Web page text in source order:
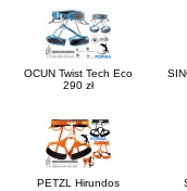
OCUN Twist Tech Eco
290 zł
PETZL Hirundos